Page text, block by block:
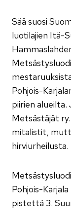
Sää suosi
luotilajien Itä-
Pohjois-
piirien alueilta.
Metsästäjät
mitalistit,
hirviurheilusta.
Pohjois-
pistettä 3.